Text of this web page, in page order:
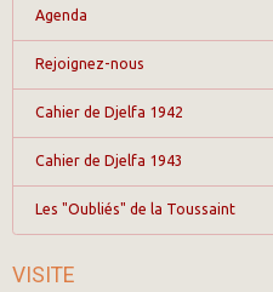
Agenda
Rejoignez-nous
Cahier de Djelfa 1942
Cahier de Djelfa 1943
Les "Oubliés" de la Toussaint
VISITE